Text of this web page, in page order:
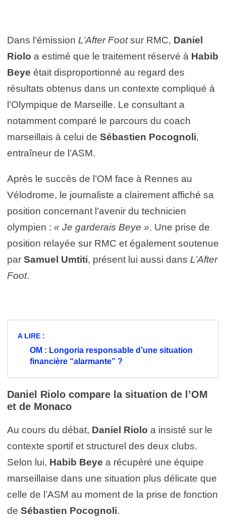
Dans l’émission L’After Footsur RMC, Daniel
Riolo a estimé que le traitement réservé à Habib
Beye était disproportionné au regard des
résultats obtenus dans un contexte compliqué à
l’Olympique de Marseille. Le consultant a
notamment comparé le parcours du coach
marseillais à celui de Sébastien Pocognoli,
entraîneur de l’ASM.
Après le succès de l’OM face à Rennes au
Vélodrome, le journaliste a clairement affiché sa
position concernant l’avenir du technicien
olympien : « Je garderais Beye ». Une prise de
position relayée sur RMC et également soutenue
par Samuel Umtiti, présent lui aussi dans L’After
Foot.
A LIRE :
OM : Longoria responsable d’une situation
financière “alarmante” ?
Daniel Riolo compare la situation de l’OM
et de Monaco
Au cours du débat, Daniel Riolo a insisté sur le
contexte sportif et structurel des deux clubs.
Selon lui, Habib Beye a récupéré une équipe
marseillaise dans une situation plus délicate que
celle de l’ASM au moment de la prise de fonction
de Sébastien Pocognoli.